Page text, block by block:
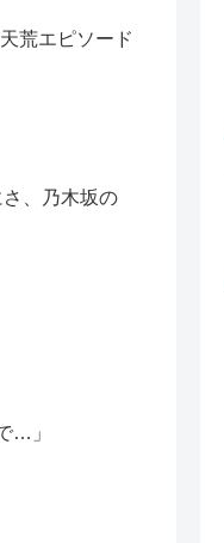
荒エピソード
、乃木坂の
…」